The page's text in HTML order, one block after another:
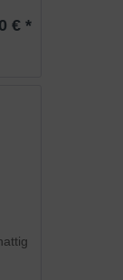
€ *